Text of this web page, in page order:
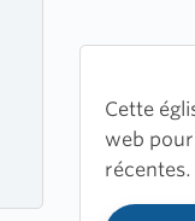
Cette
web
récentes.